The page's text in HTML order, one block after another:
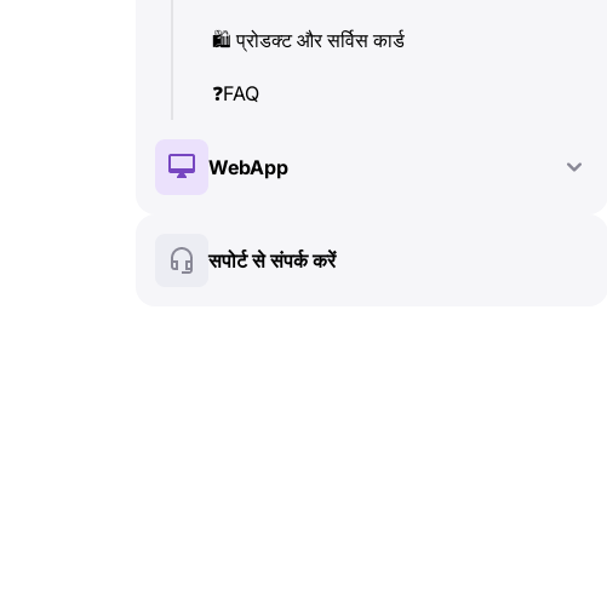
🛍 ️ प्रोडक्ट और सर्विस कार्ड
❓FAQ
WebApp
सपोर्ट से संपर्क करें